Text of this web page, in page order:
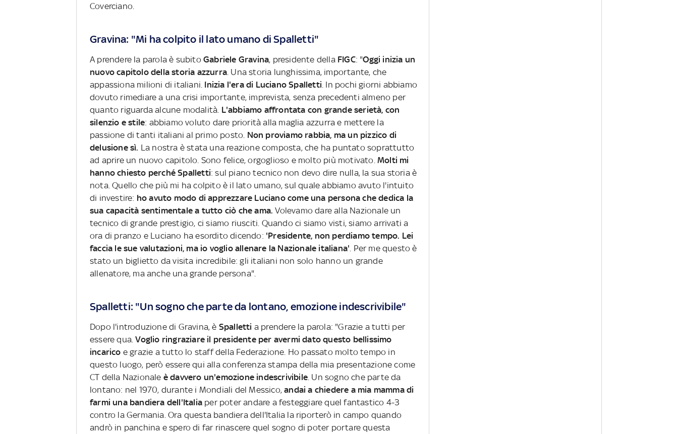
Coverciano.
Gravina: "Mi ha colpito il lato umano di Spalletti"
A prendere la parola è subito Gabriele Gravina, presidente della FIGC: "Oggi inizia un
nuovo capitolo della storia azzurra. Una storia lunghissima, importante, che
appassiona milioni di italiani. Inizia l'era di Luciano Spalletti. In pochi giorni abbiamo
dovuto rimediare a una crisi importante, imprevista, senza precedenti almeno per
quanto riguarda alcune modalità. L'abbiamo affrontata con grande serietà, con
silenzio e stile: abbiamo voluto dare priorità alla maglia azzurra e mettere la
passione di tanti italiani al primo posto. Non proviamo rabbia, ma un pizzico di
delusione sì. La nostra è stata una reazione composta, che ha puntato soprattutto
ad aprire un nuovo capitolo. Sono felice, orgoglioso e molto più motivato. Molti mi
hanno chiesto perché Spalletti: sul piano tecnico non devo dire nulla, la sua storia è
nota. Quello che più mi ha colpito è il lato umano, sul quale abbiamo avuto l'intuito
di investire: ho avuto modo di apprezzare Luciano come una persona che dedica la
sua capacità sentimentale a tutto ciò che ama.Volevamo dare alla Nazionale un
tecnico di grande prestigio, ci siamo riusciti. Quando ci siamo visti, siamo arrivati a
ora di pranzo e Luciano ha esordito dicendo: 'Presidente, non perdiamo tempo. Lei
faccia le sue valutazioni, ma io voglio allenare la Nazionale italiana'. Per me questo è
stato un biglietto da visita incredibile: gli italiani non solo hanno un grande
allenatore, ma anche una grande persona".
Spalletti: "Un sogno che parte da lontano, emozione indescrivibile"
Dopo l'introduzione di Gravina, è Spalletti a prendere la parola: "Grazie a tutti per
essere qua.Voglio ringraziare il presidente per avermi dato questo bellissimo
incarico e grazie a tutto lo staff della Federazione. Ho passato molto tempo in
questo luogo, però essere qui alla conferenza stampa della mia presentazione come
CT della Nazionale è davvero un'emozione indescrivibile . Un sogno che parte da
lontano: nel 1970, durante i Mondiali del Messico,andai a chiedere a mia mamma di
farmi una bandiera dell'Italia per poter andare a festeggiare quel fantastico 4-3
contro la Germania. Ora questa bandiera dell'Italia la riporterò in campo quando
andrò in panchina e spero di far rinascere quel sogno di poter portare questa